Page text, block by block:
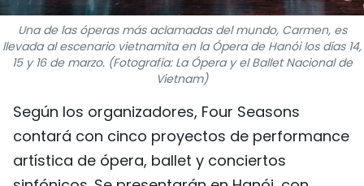
¿QUIÉNES SOMOS?
TIẾNG VIỆT
ENGLISH
中文
Una de las óperas más aclamadas del mundo, Carmen, es
llevada al escenario vietnamita en la Ópera de Hanói los días 14,
15 y 16 de marzo. (Fotografía: La Ópera y el Ballet Nacional de
Vietnam)
Según los organizadores, Four Seasons
contará con cinco proyectos de performance
artística de ópera, ballet y conciertos